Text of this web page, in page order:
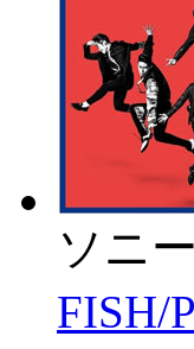
ソニ
FISH/